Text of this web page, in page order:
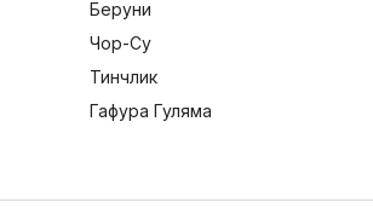
Беруни
Чор-Су
Тинчлик
Гафура Гуляма